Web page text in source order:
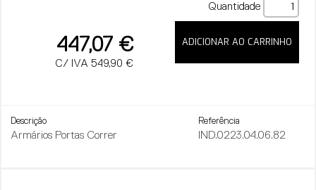
447,07 €
C/ IVA 549,90 €
Quantidade
Descrição
Armários Portas Correr
Referência
IND.0223.04.06.82